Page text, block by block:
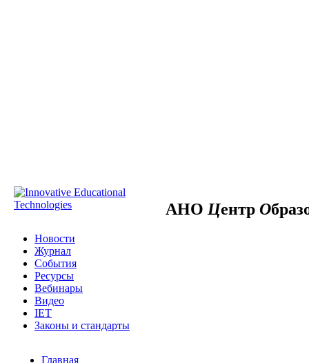
АНО Центр О
Новости
Журнал
События
Ресурсы
Вебинары
Видео
IET
Законы и стандарты
Главная